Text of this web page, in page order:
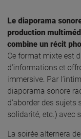
Le diaporama
production
combine un récit
Ce format mixte est
d’informations et
immersive. Par
diaporama sonore
d’aborder des
solidarité, etc.) avec
La soirée alternera